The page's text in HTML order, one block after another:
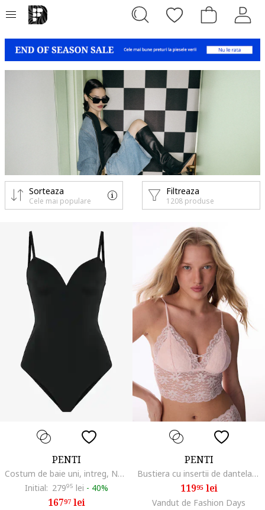
Filtreaza
1208 produse
Sorteaza
Cele mai populare
PENTI
Costum de baie uni, intreg, Negru
Initial: 27995 lei - 40%
16797lei
PENTI
Bustiera cu insertii de dantela, Roz deschis
11995lei
Vandut de Fashion Days